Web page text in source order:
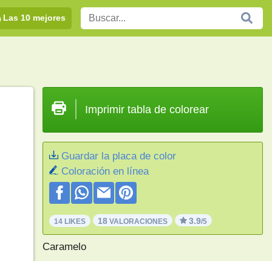
Las 10 mejores
Imprimir tabla de colorear
Guardar la placa de color
Coloración en línea
14 LIKES 18VALORACIONES 3.9/5
Caramelo